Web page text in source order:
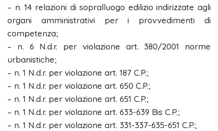
– n. 14 relazioni di sopralluogo edilizio indirizzate agli
organi amministrativi per i provvedimenti di
competenza;
– n. 6 N.d.r. per violazione art. 380/2001 norme
urbanistiche;
– n. 1 N.d.r. per violazione art. 187 C.P.;
– n. 1 N.d.r. per violazione art. 650 C.P.;
– n. 1 N.d.r. per violazione art. 651 C.P.;
– n. 1 N.d.r. per violazione art. 633-639 Bis C.P.;
– n. 1 N.d.r. per violazione art. 331-337-635-651 C.P.;